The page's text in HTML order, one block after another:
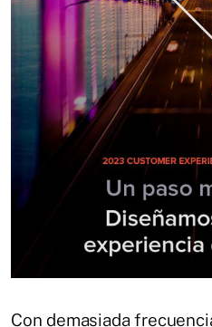
Con demasiada